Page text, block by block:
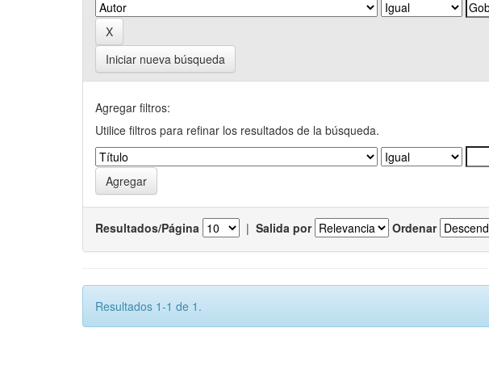
Iniciar nueva búsqueda
Agregar filtros:
Utilice filtros para refinar los resultados de la búsqueda.
Resultados/Página | Salida por Ordenar
Resultados 1-1 de 1.